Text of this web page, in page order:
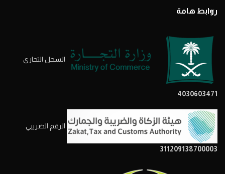
روابط هامة
السجل التحاري
4030603471
الرقم الضريبي
311209138700003